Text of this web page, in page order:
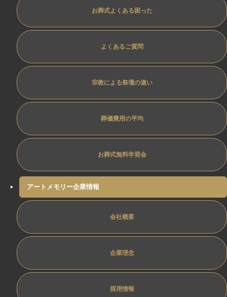
お葬式よくある困った
よくあるご質問
宗教による祭壇の違い
葬儀費用の平均
お葬式無料学習会
アートメモリー企業情報
会社概要
企業理念
採用情報